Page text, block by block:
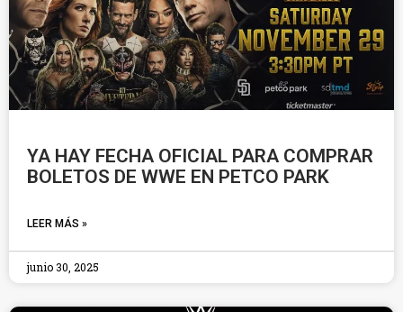
YA HAY FECHA OFICIAL PARA COMPRAR
BOLETOS DE WWE EN PETCO PARK
LEER MÁS »
junio 30, 2025